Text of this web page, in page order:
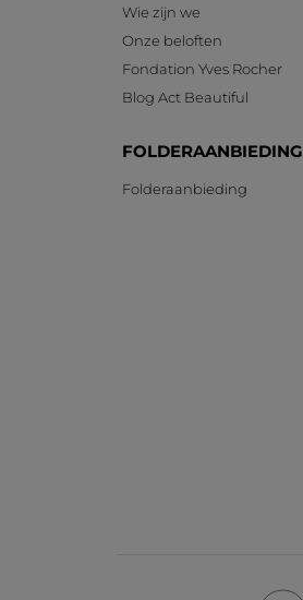
Wie zijn we
Onze beloften
Fondation Yves Rocher
Blog Act Beautiful
FOLDERAANBIEDING
Folderaanbieding